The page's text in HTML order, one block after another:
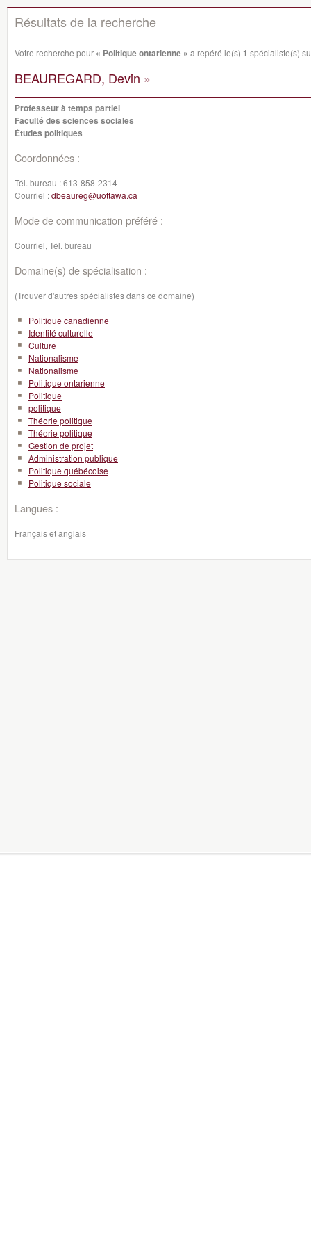
Résultats de la recherche
Votre recherche pour « Politique ontarienne » a repéré le(s) 1 spécialiste(s)
BEAUREGARD, Devin »
Professeur à temps partiel
Faculté des sciences sociales
Études politiques
Coordonnées :
Tél. bureau :613-858-2314
Courriel :dbeaureg@uottawa.ca
Mode de communication préféré :
Courriel, Tél. bureau
Domaine(s) de spécialisation :
(Trouver d'autres spécialistes dans ce domaine)
Politique canadienne
Identité culturelle
Culture
Nationalisme
Nationalisme
Politique ontarienne
Politique
politique
Théorie politique
Théorie politique
Gestion de projet
Administration publique
Politique québécoise
Politique sociale
Langues :
Français et anglais